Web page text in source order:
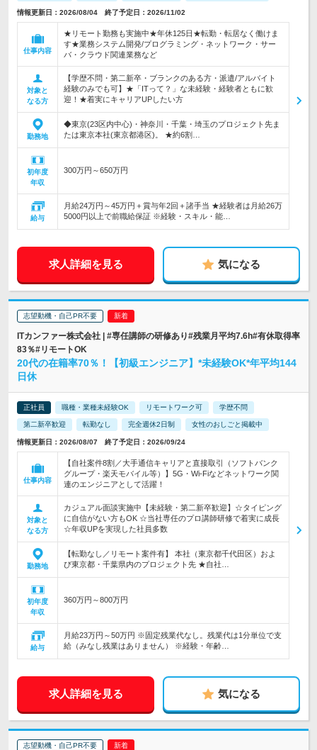
情報更新日：2026/08/04 終了予定日：2026/11/02
仕事内容
★リモート勤務も実施中★年休125日★転勤・転居なく働けま
す★業務システム開発/プログラミング・ネットワーク・サー
バ・クラウド関連業務など
対象と
なる方
【学歴不問・第二新卒・ブランクのある方・派遣/アルバイト
経験のみでも可】★「ITって？」な未経験・経験者ともに歓
迎！★着実にキャリアUPしたい方
勤務地
◆東京(23区内中心)・神奈川・千葉・埼玉のプロジェクト先ま
たは東京本社(東京都港区)。 ★約6割…
初年度
年収
300万円～650万円
給与
月給24万円～45万円＋賞与年2回＋諸手当 ★経験者は月給26万
5000円以上で前職給保証 ※経験・スキル・能…
求人詳細を見る 気になる
志望動機・自己PR不要
ITカンファー株式会社 | #専任講師の研修あり#残業月平均7.6h#有休取得率
83％#リモートOK
20代の在籍率70％！【初級エンジニア】*未経験OK*年平均144
日休
正社員 職種・業種未経験OK リモートワーク可 学歴不問
第二新卒歓迎 転勤なし 完全週休2日制 女性のおしごと掲載中
情報更新日：2026/08/07 終了予定日：2026/09/24
仕事内容
【自社案件8割／大手通信キャリアと直接取引（ソフトバンク
グループ・楽天モバイル等）】5G・Wi-Fiなどネットワーク関
連のエンジニアとして活躍！
対象と
なる方
カジュアル面談実施中【未経験・第二新卒歓迎】☆タイピング
に自信がない方もOK ☆当社専任のプロ講師研修で着実に成長
☆年収UPを実現した社員多数
勤務地
【転勤なし／リモート案件有】 本社（東京都千代田区）およ
び東京都・千葉県内のプロジェクト先 ★自社…
初年度
年収
360万円～800万円
給与
月給23万円～50万円 ※固定残業代なし。残業代は1分単位で支
給（みなし残業はありません） ※経験・年齢…
求人詳細を見る 気になる
志望動機・自己PR不要